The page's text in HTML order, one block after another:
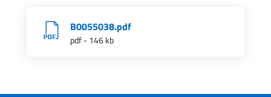
B0055038.pdf
pdf - 146 kb